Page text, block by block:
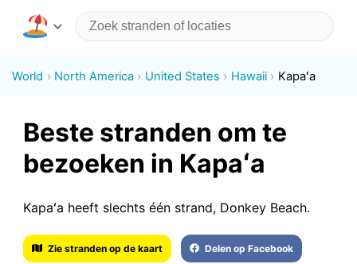
World North America United States Hawaii Kapaʻa
Beste stranden om te
bezoeken in Kapaʻa
Kapaʻa heeft slechts één strand, Donkey Beach.
Zie stranden op de kaart Delen op Facebook